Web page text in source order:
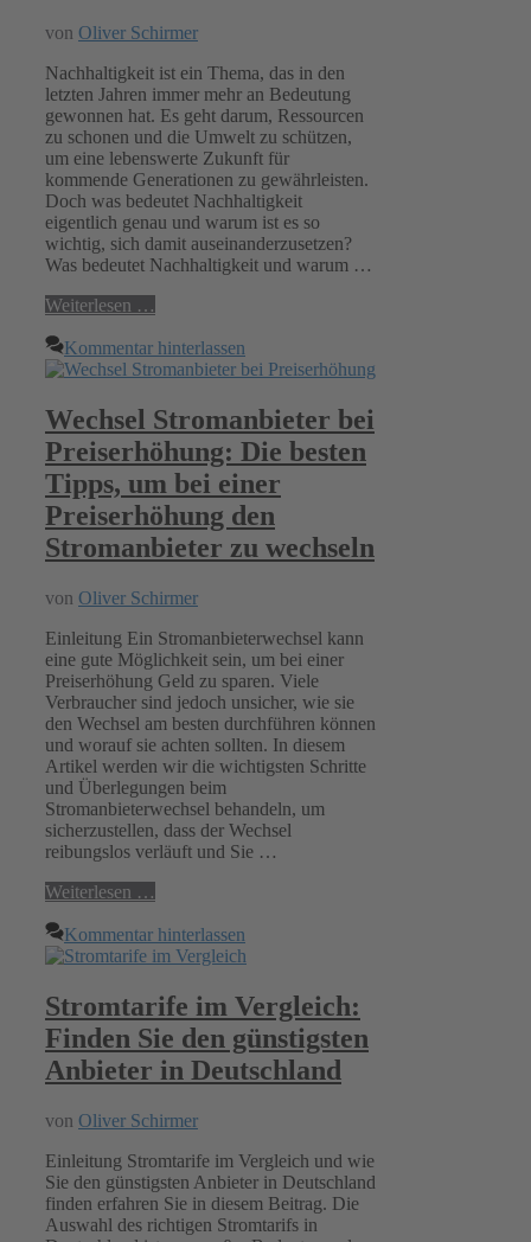
von Oliver Schirmer
Nachhaltigkeit ist ein Thema, das in den
letzten Jahren immer mehr an Bedeutung
gewonnen hat. Es geht darum, Ressourcen
zu schonen und die Umwelt zu schützen,
um eine lebenswerte Zukunft für
kommende Generationen zu gewährleisten.
Doch was bedeutet Nachhaltigkeit
eigentlich genau und warum ist es so
wichtig, sich damit auseinanderzusetzen?
Was bedeutet Nachhaltigkeit und warum …
Weiterlesen …
Kommentar hinterlassen
Wechsel Stromanbieter bei
Preiserhöhung: Die besten
Tipps, um bei einer
Preiserhöhung den
Stromanbieter zu wechseln
von Oliver Schirmer
Einleitung Ein Stromanbieterwechsel kann
eine gute Möglichkeit sein, um bei einer
Preiserhöhung Geld zu sparen. Viele
Verbraucher sind jedoch unsicher, wie sie
den Wechsel am besten durchführen können
und worauf sie achten sollten. In diesem
Artikel werden wir die wichtigsten Schritte
und Überlegungen beim
Stromanbieterwechsel behandeln, um
sicherzustellen, dass der Wechsel
reibungslos verläuft und Sie …
Weiterlesen …
Kommentar hinterlassen
Stromtarife im Vergleich:
Finden Sie den günstigsten
Anbieter in Deutschland
von Oliver Schirmer
Einleitung Stromtarife im Vergleich und wie
Sie den günstigsten Anbieter in Deutschland
finden erfahren Sie in diesem Beitrag. Die
Auswahl des richtigen Stromtarifs in